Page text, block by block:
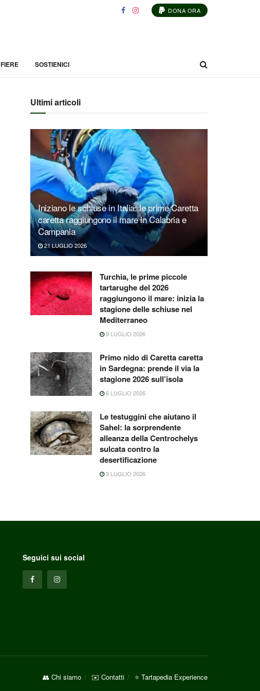
DONA ORA
FIERE SOSTIENICI
Ultimi articoli
Iniziano le schiuse in Italia: le prime Caretta
caretta raggiungono il mare in Calabria e
Campania
21 LUGLIO 2026
Turchia, le prime piccole
tartarughe del 2026
raggiungono il mare: inizia la
stagione delle schiuse nel
Mediterraneo
9 LUGLIO 2026
Primo nido di Caretta caretta
in Sardegna: prende il via la
stagione 2026 sull’isola
6 LUGLIO 2026
Le testuggini che aiutano il
Sahel: la sorprendente
alleanza della Centrochelys
sulcata contro la
desertificazione
3 LUGLIO 2026
Seguici sui social
👥 Chi siamo ✉️ Contatti ⭐ Tartapedia Experience